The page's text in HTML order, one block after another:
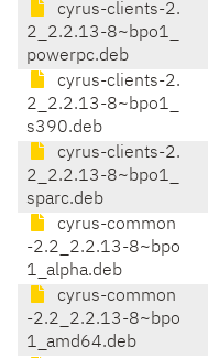
cyrus-clients-2.
2_2.2.13-8~bpo1_
powerpc.deb
cyrus-clients-2.
2_2.2.13-8~bpo1_
s390.deb
cyrus-clients-2.
2_2.2.13-8~bpo1_
sparc.deb
cyrus-common
-2.2_2.2.13-8~bpo
1_alpha.deb
cyrus-common
-2.2_2.2.13-8~bpo
1_amd64.deb